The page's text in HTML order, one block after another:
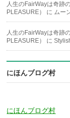
人生のFairWayは奇跡
PLEASURE）
に ムー
人生のFairWayは奇跡
PLEASURE）
に
にほんブログ村
にほんブログ村